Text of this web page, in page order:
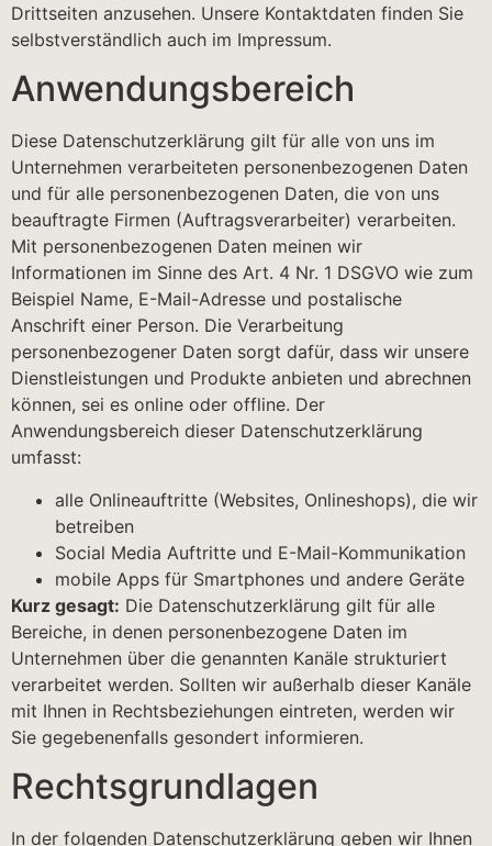
Drittseiten anzusehen. Unsere Kontaktdaten finden Sie
selbstverständlich auch im Impressum.
Anwendungsbereich
Diese Datenschutzerklärung gilt für alle von uns im
Unternehmen verarbeiteten personenbezogenen Daten
und für alle personenbezogenen Daten, die von uns
beauftragte Firmen (Auftragsverarbeiter) verarbeiten.
Mit personenbezogenen Daten meinen wir
Informationen im Sinne des Art. 4 Nr. 1 DSGVO wie zum
Beispiel Name, E-Mail-Adresse und postalische
Anschrift einer Person. Die Verarbeitung
personenbezogener Daten sorgt dafür, dass wir unsere
Dienstleistungen und Produkte anbieten und abrechnen
können, sei es online oder offline. Der
Anwendungsbereich dieser Datenschutzerklärung
umfasst:
alle Onlineauftritte (Websites, Onlineshops), die wir
betreiben
Social Media Auftritte und E-Mail-Kommunikation
mobile Apps für Smartphones und andere Geräte
Kurz gesagt: Die Datenschutzerklärung gilt für alle
Bereiche, in denen personenbezogene Daten im
Unternehmen über die genannten Kanäle strukturiert
verarbeitet werden. Sollten wir außerhalb dieser Kanäle
mit Ihnen in Rechtsbeziehungen eintreten, werden wir
Sie gegebenenfalls gesondert informieren.
Rechtsgrundlagen
In der folgenden Datenschutzerklärung geben wir Ihnen